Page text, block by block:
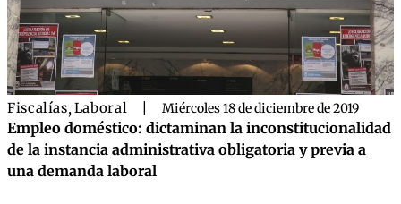
Fiscalías,Laboral Miércoles 18 de diciembre de 2019
Empleo doméstico: dictaminan la inconstitucionalidad
de la instancia administrativa obligatoria y previa a
una demanda laboral